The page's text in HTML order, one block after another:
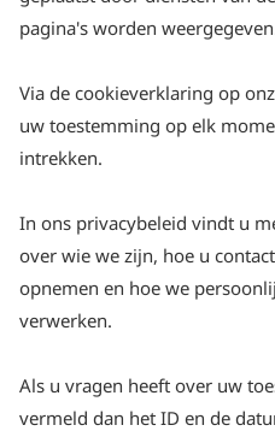
pagina's worden
Via de cookieverklaring op
uw toestemming op elk
intrekken.
In ons privacybeleid vindt u
over wie we zijn, hoe u
opnemen en hoe we
verwerken.
Als u vragen heeft over uw
vermeld dan het ID en de